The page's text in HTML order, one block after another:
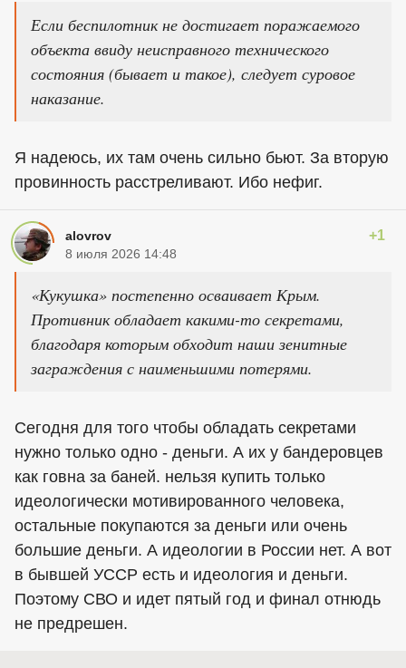
Если беспилотник не достигает поражаемого
объекта ввиду неисправного технического
состояния (бывает и такое), следует суровое
наказание.
Я надеюсь, их там очень сильно бьют. За вторую
провинность расстреливают. Ибо нефиг.
alovrov +1
8 июля 2026 14:48
«Кукушка» постепенно осваивает Крым.
Противник обладает какими-то секретами,
благодаря которым обходит наши зенитные
заграждения с наименьшими потерями.
Сегодня для того чтобы обладать секретами
нужно только одно - деньги. А их у бандеровцев
как говна за баней. нельзя купить только
идеологически мотивированного человека,
остальные покупаются за деньги или очень
большие деньги. А идеологии в России нет. А вот
в бывшей УССР есть и идеология и деньги.
Поэтому СВО и идет пятый год и финал отнюдь
не предрешен.